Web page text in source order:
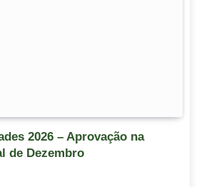
2026 – Aprovação na
de Dezembro